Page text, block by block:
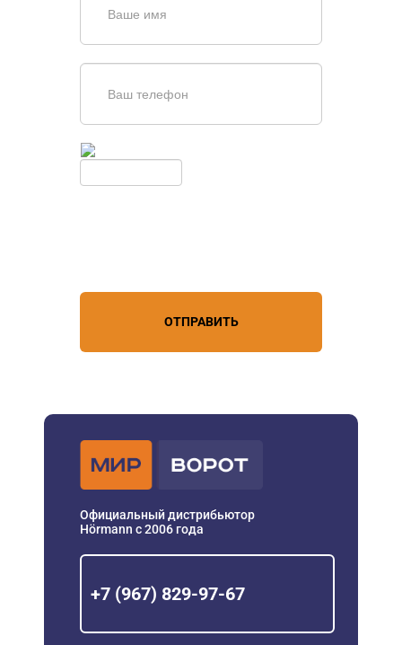
ОТПРАВИТЬ
Официальный дистрибьютор
Hörmann с 2006 года
+7 (967) 829-97-67